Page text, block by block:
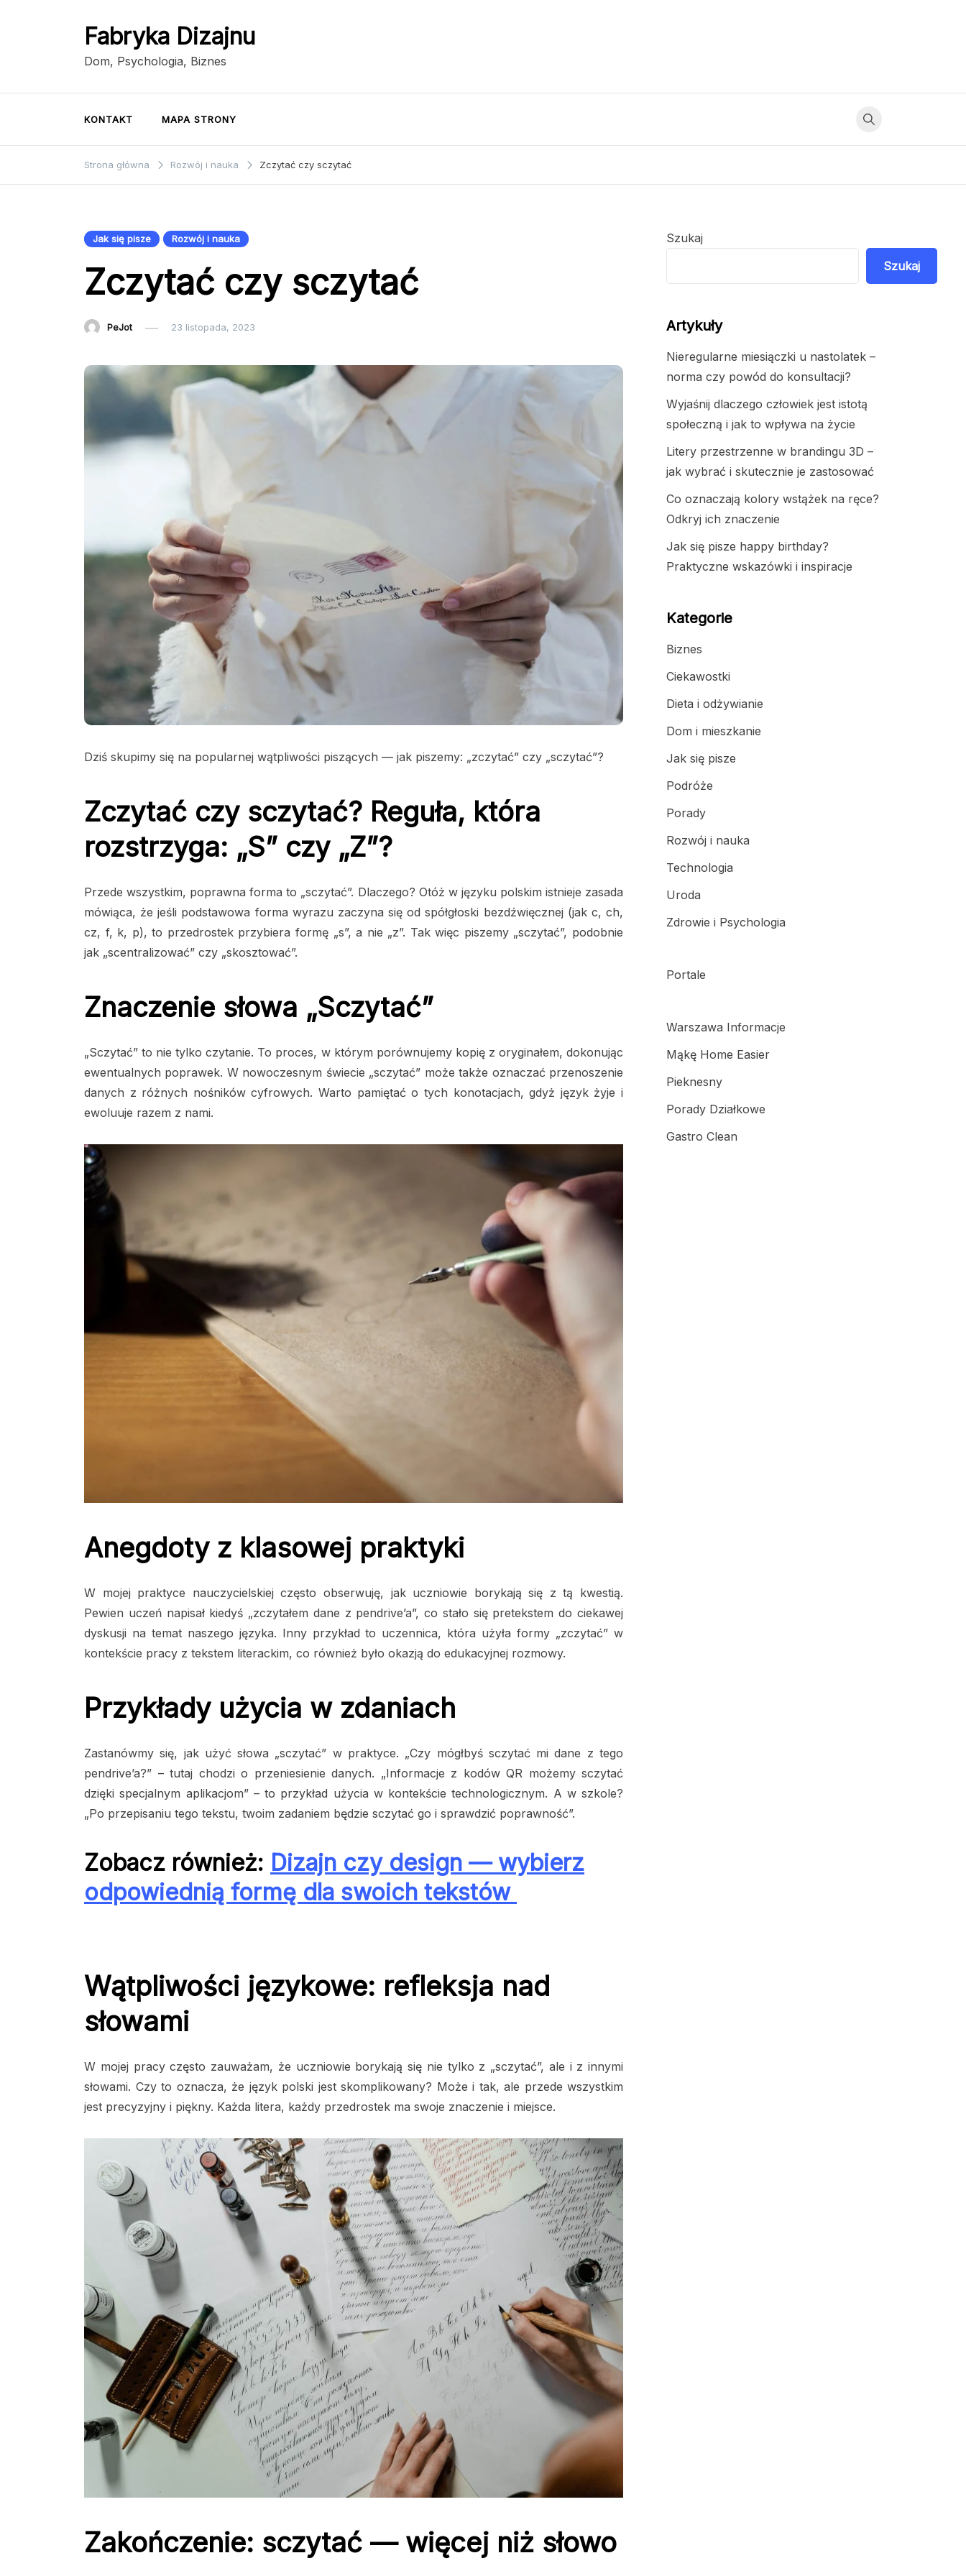
Fabryka Dizajnu
Dom, Psychologia, Biznes
KONTAKT MAPA STRONY
Strona główna Rozwój i nauka Zczytać czy sczytać
Jak się pisze Rozwój i nauka
Zczytać czy sczytać
PeJot 23 listopada, 2023
Dziś skupimy się na popularnej wątpliwości piszących — jak piszemy: „zczytać” czy „sczytać”?
Zczytać czy sczytać? Reguła, która
rozstrzyga: „S” czy „Z”?
Przede wszystkim, poprawna forma to „sczytać”. Dlaczego? Otóż w języku polskim istnieje zasada
mówiąca, że jeśli podstawowa forma wyrazu zaczyna się od spółgłoski bezdźwięcznej (jak c, ch,
cz, f, k, p), to przedrostek przybiera formę „s”, a nie „z”. Tak więc piszemy „sczytać”, podobnie
jak „scentralizować” czy „skosztować”.
Znaczenie słowa „Sczytać”
„Sczytać” to nie tylko czytanie. To proces, w którym porównujemy kopię z oryginałem, dokonując
ewentualnych poprawek. W nowoczesnym świecie „sczytać” może także oznaczać przenoszenie
danych z różnych nośników cyfrowych. Warto pamiętać o tych konotacjach, gdyż język żyje i
ewoluuje razem z nami.
Anegdoty z klasowej praktyki
W mojej praktyce nauczycielskiej często obserwuję, jak uczniowie borykają się z tą kwestią.
Pewien uczeń napisał kiedyś „zczytałem dane z pendrive’a”, co stało się pretekstem do ciekawej
dyskusji na temat naszego języka. Inny przykład to uczennica, która użyła formy „zczytać” w
kontekście pracy z tekstem literackim, co również było okazją do edukacyjnej rozmowy.
Przykłady użycia w zdaniach
Zastanówmy się, jak użyć słowa „sczytać” w praktyce. „Czy mógłbyś sczytać mi dane z tego
pendrive’a?” – tutaj chodzi o przeniesienie danych. „Informacje z kodów QR możemy sczytać
dzięki specjalnym aplikacjom” – to przykład użycia w kontekście technologicznym. A w szkole?
„Po przepisaniu tego tekstu, twoim zadaniem będzie sczytać go i sprawdzić poprawność”.
Zobacz również: Dizajn czy design — wybierz
odpowiednią formę dla swoich tekstów
Wątpliwości językowe: refleksja nad
słowami
W mojej pracy często zauważam, że uczniowie borykają się nie tylko z „sczytać”, ale i z innymi
słowami. Czy to oznacza, że język polski jest skomplikowany? Może i tak, ale przede wszystkim
jest precyzyjny i piękny. Każda litera, każdy przedrostek ma swoje znaczenie i miejsce.
Zakończenie: sczytać — więcej niż słowo
Szukaj
Szukaj
Artykuły
Nieregularne miesiączki u nastolatek –
norma czy powód do konsultacji?
Wyjaśnij dlaczego człowiek jest istotą
społeczną i jak to wpływa na życie
Litery przestrzenne w brandingu 3D –
jak wybrać i skutecznie je zastosować
Co oznaczają kolory wstążek na ręce?
Odkryj ich znaczenie
Jak się pisze happy birthday?
Praktyczne wskazówki i inspiracje
Kategorie
Biznes
Ciekawostki
Dieta i odżywianie
Dom i mieszkanie
Jak się pisze
Podróże
Porady
Rozwój i nauka
Technologia
Uroda
Zdrowie i Psychologia
Portale
Warszawa Informacje
Mąkę Home Easier
Pieknesny
Porady Działkowe
Gastro Clean